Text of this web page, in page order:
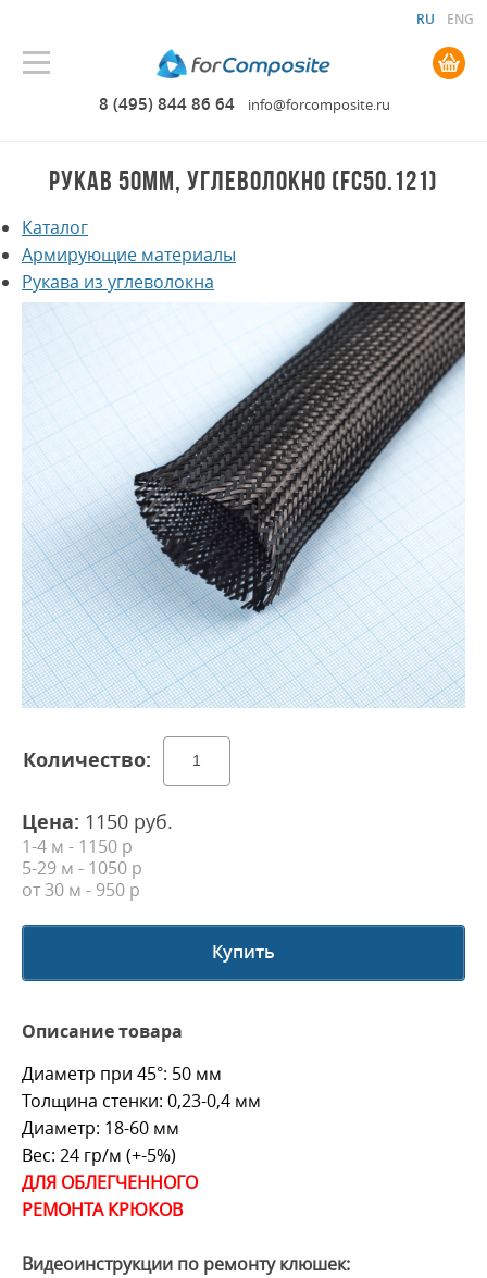
8 (495) 844 86 64 info@forcomposite.ru
RU ENG
0.00 руб. руб.
РУКАВ 50ММ, УГЛЕВОЛОКНО (FC50.121)
Каталог
Армирующие материалы
Рукава из углеволокна
Цена: 1150 руб.
1-4 м - 1150 р
5-29 м - 1050 р
от 30 м - 950 р
Купить
Описание товара
Диаметр при 45°: 50 мм
Толщина стенки: 0,23-0,4 мм
Диаметр: 18-60 мм
Вес: 24 гр/м (+-5%)
ДЛЯ ОБЛЕГЧЕННОГО
РЕМОНТА КРЮКОВ
Видеоинструкции по ремонту клюшек: